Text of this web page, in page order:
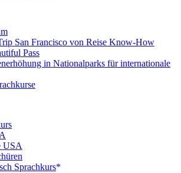
San Francisco von Reise Know-How
Pass
in Nationalparks für internationale
USA
Sprachkurs